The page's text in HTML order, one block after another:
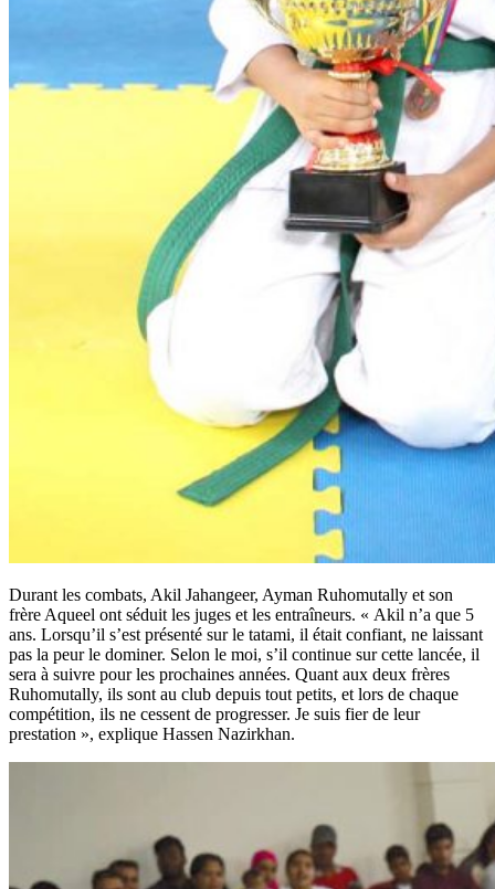
Durant les combats, Akil Jahangeer, Ayman Ruhomutally et son
frère Aqueel ont séduit les juges et les entraîneurs. « Akil n’a que 5
ans. Lorsqu’il s’est présenté sur le tatami, il était confiant, ne laissant
pas la peur le dominer. Selon le moi, s’il continue sur cette lancée, il
sera à suivre pour les prochaines années. Quant aux deux frères
Ruhomutally, ils sont au club depuis tout petits, et lors de chaque
compétition, ils ne cessent de progresser. Je suis fier de leur
prestation », explique Hassen Nazirkhan.